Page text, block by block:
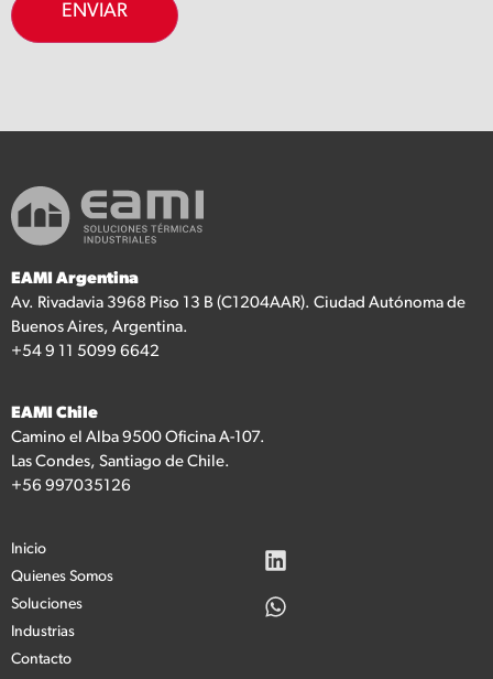
ENVIAR
EAMI Argentina
Av. Rivadavia 3968 Piso 13 B (C1204AAR). Ciudad Autónoma de
Buenos Aires, Argentina.
+54 9 11 5099 6642
EAMI Chile
Camino el Alba 9500 Oficina A-107.
Las Condes, Santiago de Chile.
+56 997035126
Inicio
Quienes Somos
Soluciones
Industrias
Contacto